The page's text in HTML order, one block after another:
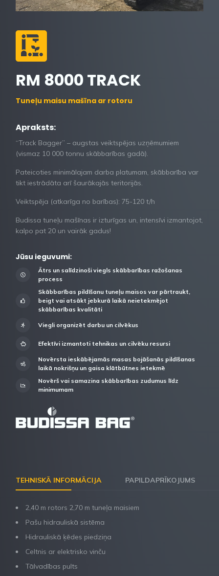
RM 8000 TRACK
Tuneļu maisu mašīna ar rotoru
Apraksts:
“Track Bagger” – augstas veiktspējas uzņēmumiem
(vismaz 10 000 tonnu skābbarības gadā).
Pateicoties minimālajam darba platumam, skābbarība var
tikt iestrādāta arī šaurākajās teritorijās.
Veiktspēja (atkarīga no barības): 75-120 t/h
Budissa tuneļu mašīnas ir izturīgas un, intensīvi izmantojot,
kalpo pat 20 un vairāk gadus!
Jūsu ieguvumi:
Ātrs un salīdzinoši viegls skābbarības ražošanas
process
Skābbarības pildīšanu tuneļu maisos var pārtraukt,
beigt vai atsākt jebkurā laikā neietekmējot
skābbarības kvalitāti
Viegli organizēt darbu un cilvēkus
Efektīvi izmantoti tehnikas un cilvēku resursi
Novērsta ieskābējamās masas bojāšanās pildīšanas
laikā nokrišņu un gaisa klātbūtnes ietekmē
Novērš vai samazina skābbarības zudumus līdz
minimumam
TEHNISKĀ INFORMĀCIJA PAPILDAPRĪKOJUMS
2,40 m rotors 2,70 m tuneļa maisiem
Pašu hidrauliskā sistēma
Hidrauliskā ķēdes piedziņa
Celtnis ar elektrisko vinču
Tālvadības pults